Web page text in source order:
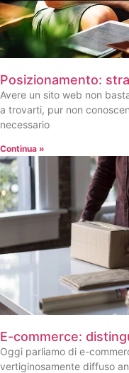
Posizionamento:
Avere un sito web non
a trovarti, pur non
necessario
Continua »
E-commerce:
Oggi parliamo di e-
vertiginosamente diffuso